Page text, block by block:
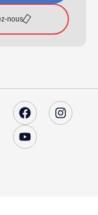
nous